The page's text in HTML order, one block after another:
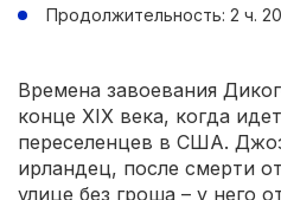
Продолжительность: 2 ч.
Времена завоевания
конце XIX века, когда
переселенцев в США.
ирландец, после смерти
улице без гроша – у него